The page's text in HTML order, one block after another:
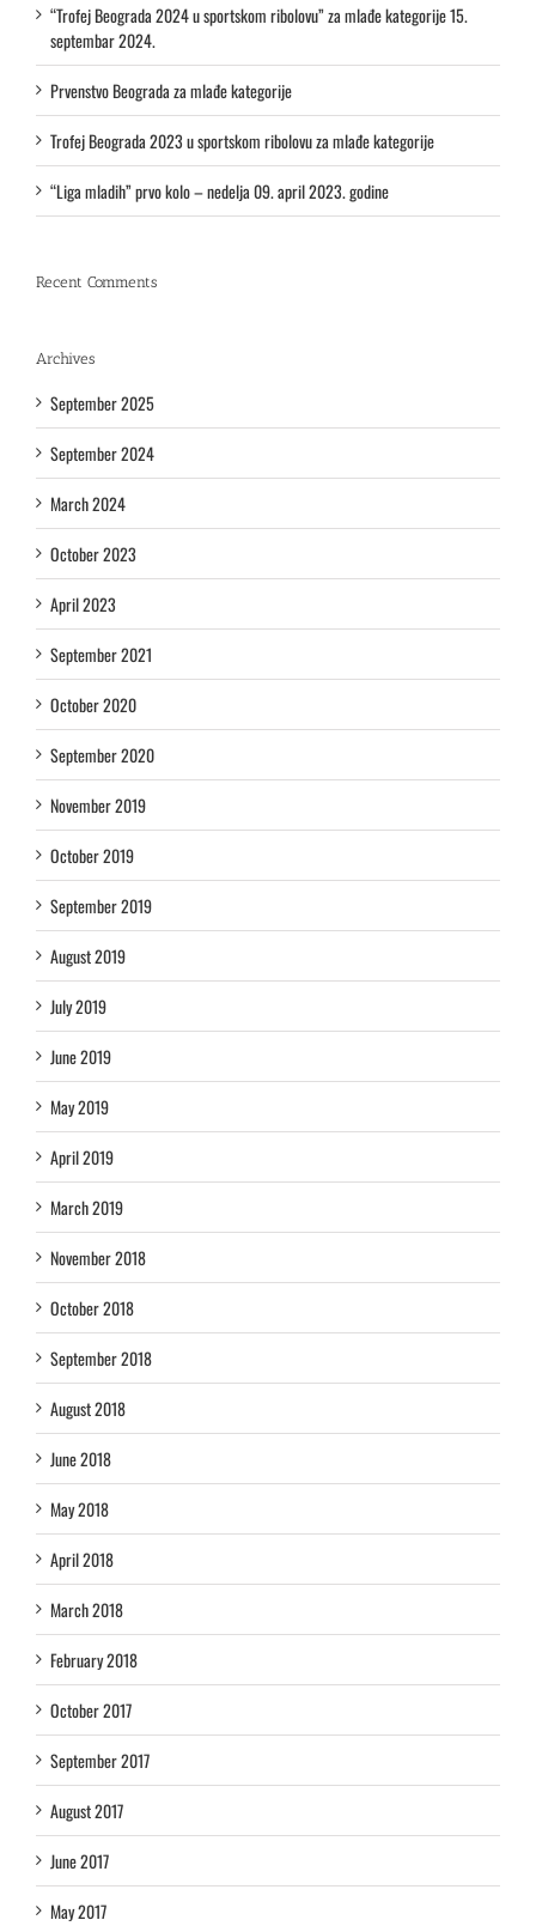
“Trofej Beograda 2024 u sportskom ribolovu” za mlađe kategorije 15.
septembar 2024.
Prvenstvo Beograda za mlađe kategorije
Trofej Beograda 2023 u sportskom ribolovu za mlađe kategorije
“Liga mladih” prvo kolo – nedelja 09. april 2023. godine
Recent Comments
Archives
September 2025
September 2024
March 2024
October 2023
April 2023
September 2021
October 2020
September 2020
November 2019
October 2019
September 2019
August 2019
July 2019
June 2019
May 2019
April 2019
March 2019
November 2018
October 2018
September 2018
August 2018
June 2018
May 2018
April 2018
March 2018
February 2018
October 2017
September 2017
August 2017
June 2017
May 2017